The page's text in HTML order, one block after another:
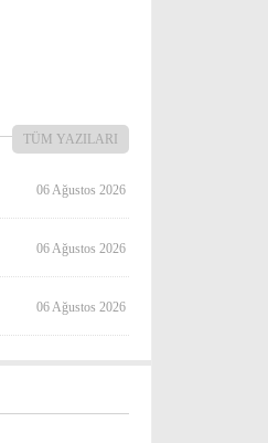
TÜM YAZILARI
06 Ağustos 2026
06 Ağustos 2026
06 Ağustos 2026